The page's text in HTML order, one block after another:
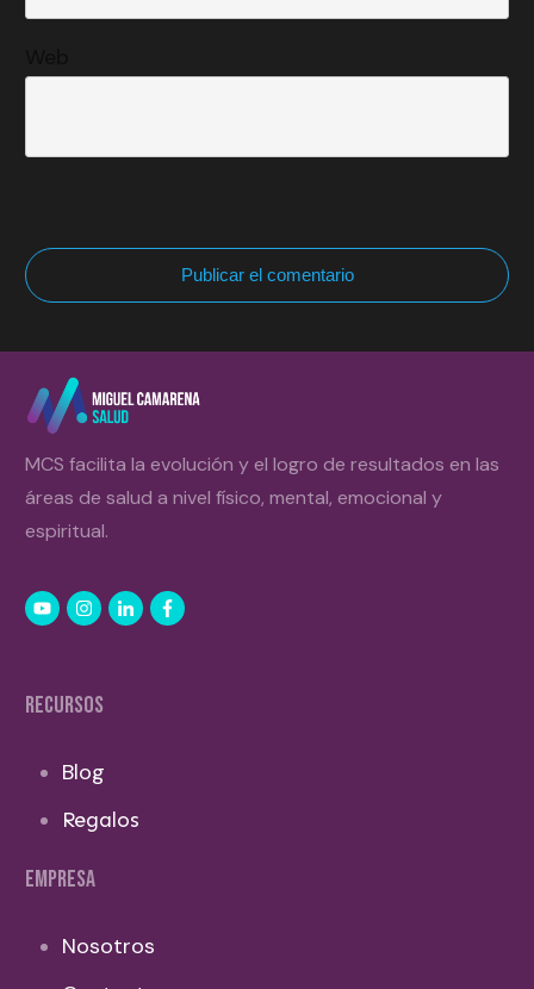
Publicar el comentario
MCS facilita la evolución y el logro de resultados en las
áreas de salud a nivel físico, mental, emocional y
espiritual.
RECURSOS
Blog
Regalos
EMPRESA
Nosotros